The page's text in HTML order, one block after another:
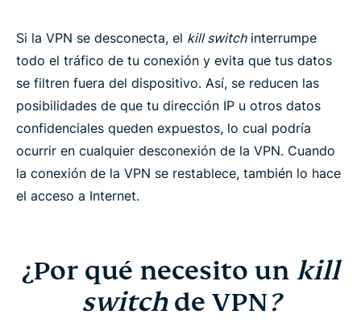
Apps de ExpressVPN con Network Lock
Preguntas frecuentes
Consigue el mejor kill switch de VPN y protégete
Si la VPN se desconecta, el kill switchinterrumpe
todo el tráfico de tu conexión y evita que tus datos
se filtren fuera del dispositivo. Así, se reducen las
posibilidades de que tu dirección IP u otros datos
confidenciales queden expuestos, lo cual podría
ocurrir en cualquier desconexión de la VPN. Cuando
la conexión de la VPN se restablece, también lo hace
el acceso a Internet.
¿Por qué necesito un kill
switchde VPN?